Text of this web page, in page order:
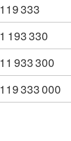
119 333
1 193 330
11 933 300
119 333 000